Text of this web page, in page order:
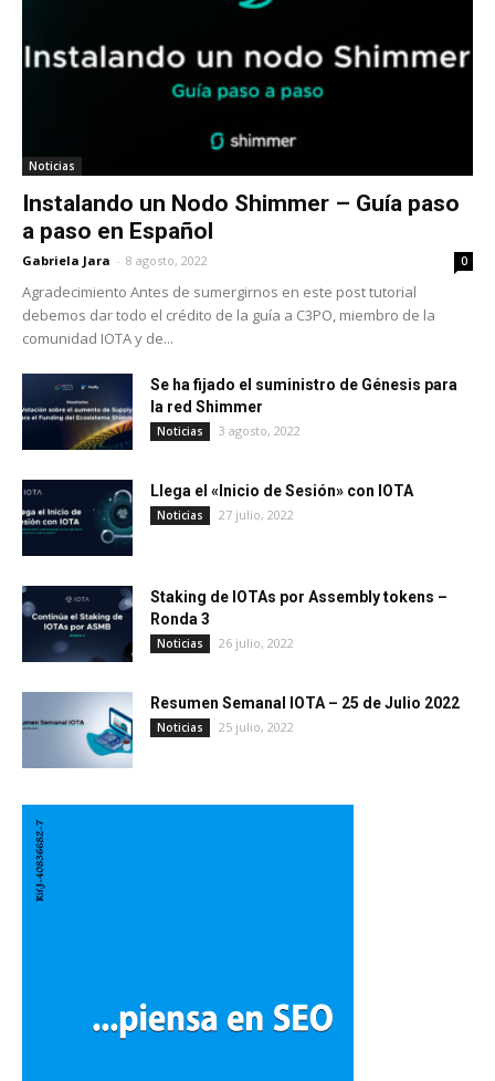
Noticias
Instalando un Nodo Shimmer – Guía paso
a paso en Español
Gabriela Jara - 8 agosto, 2022 0
Agradecimiento Antes de sumergirnos en este post tutorial
debemos dar todo el crédito de la guía a C3PO, miembro de la
comunidad IOTA y de...
Se ha fijado el suministro de Génesis para
la red Shimmer
Noticias 3 agosto, 2022
Llega el «Inicio de Sesión» con IOTA
Noticias 27 julio, 2022
Staking de IOTAs por Assembly tokens –
Ronda 3
Noticias 26 julio, 2022
Resumen Semanal IOTA – 25 de Julio 2022
Noticias 25 julio, 2022